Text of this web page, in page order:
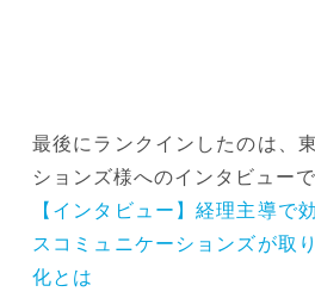
最後にランクインしたのは、
ションズ様へのインタビューで
【インタビュー】経理主導で
スコミュニケーションズが取
化とは